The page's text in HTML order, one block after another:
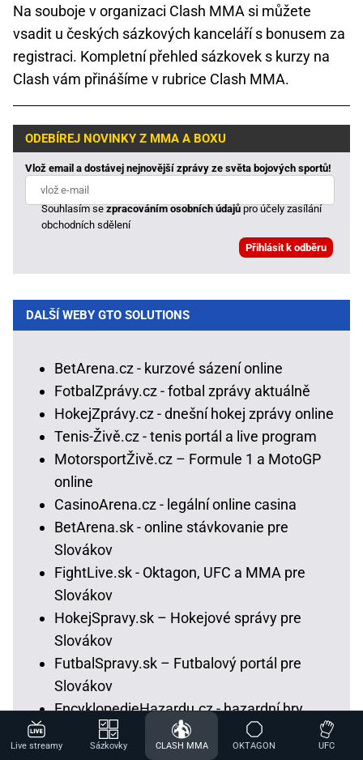
Na souboje v organizaci Clash MMA si můžete
vsadit u českých sázkových kanceláří s bonusem za
registraci. Kompletní přehled sázkovek s kurzy na
Clash vám přinášíme v rubrice Clash MMA.
ODEBÍREJ NOVINKY Z MMA A BOXU
Vlož email a dostávej nejnovější zprávy ze světa bojových sportů!
Souhlasím sezpracováním osobních údajůpro účely zasílání
obchodních sdělení
DALŠÍ WEBY GTO SOLUTIONS
BetArena.cz - kurzové sázení online
FotbalZprávy.cz - fotbal zprávy aktuálně
HokejZprávy.cz - dnešní hokej zprávy online
Tenis-Živě.cz - tenis portál a live program
MotorsportŽivě.cz – Formule 1 a MotoGP
online
CasinoArena.cz - legální online casina
BetArena.sk - online stávkovanie pre
Slovákov
FightLive.sk - Oktagon, UFC a MMA pre
Slovákov
HokejSpravy.sk – Hokejové správy pre
Slovákov
FutbalSpravy.sk – Futbalový portál pre
Slovákov
EncyklopedieHazardu.cz - hazardní hry
Loterie-tikety.cz - loterie a losy online
Live streamy Sázkovky CLASH MMA OKTAGON UFC